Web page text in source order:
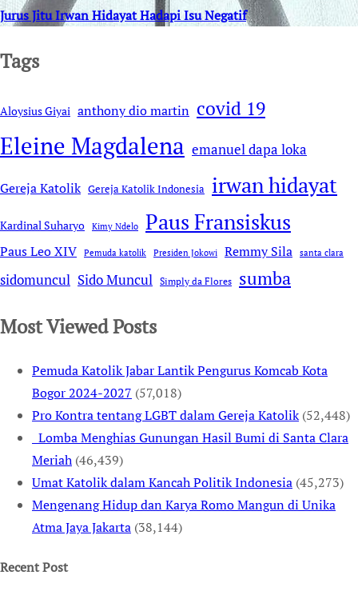
Jurus Jitu Irwan Hidayat Hadapi Isu Negatif
Tags
Aloysius Giyai anthony dio martin covid 19
Eleine Magdalena emanuel dapa loka
Gereja Katolik Gereja Katolik Indonesia irwan hidayat
Kardinal Suharyo Kimy Ndelo Paus Fransiskus
Paus Leo XIV Pemuda katolik Presiden Jokowi Remmy Sila santa clara
sidomuncul Sido Muncul Simply da Flores sumba
Most Viewed Posts
Pemuda Katolik Jabar Lantik Pengurus Komcab Kota
Bogor 2024-2027 (57,018)
Pro Kontra tentang LGBT dalam Gereja Katolik (52,448)
Lomba Menghias Gunungan Hasil Bumi di Santa Clara
Meriah (46,439)
Umat Katolik dalam Kancah Politik Indonesia (45,273)
Mengenang Hidup dan Karya Romo Mangun di Unika
Atma Jaya Jakarta (38,144)
Recent Post